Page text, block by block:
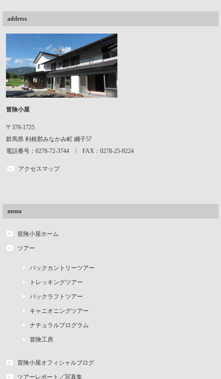
address
冒険小屋
〒379-1725
群馬県 利根郡みなかみ町 綱子57
電話番号：0278-72-3744 / FAX：0278-25-9224
アクセスマップ
menu
冒険小屋ホーム
ツアー
バックカントリーツアー
トレッキングツアー
パックラフトツアー
キャニオニングツアー
ナチュラルプログラム
冒険工房
冒険小屋オフィシャルブログ
ツアーレポート／写真集